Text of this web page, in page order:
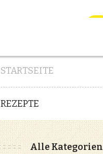
STARTSEITE
REZEPTE
Alle Kategorien